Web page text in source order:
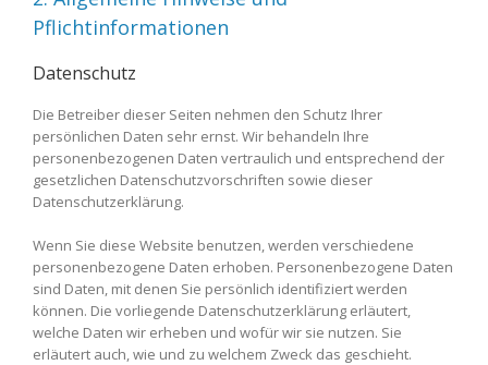
Pflichtinformationen
Datenschutz
Die Betreiber dieser Seiten nehmen den Schutz Ihrer
persönlichen Daten sehr ernst. Wir behandeln Ihre
personenbezogenen Daten vertraulich und entsprechend der
gesetzlichen Datenschutzvorschriften sowie dieser
Datenschutzerklärung.
Wenn Sie diese Website benutzen, werden verschiedene
personenbezogene Daten erhoben. Personenbezogene Daten
sind Daten, mit denen Sie persönlich identifiziert werden
können. Die vorliegende Datenschutzerklärung erläutert,
welche Daten wir erheben und wofür wir sie nutzen. Sie
erläutert auch, wie und zu welchem Zweck das geschieht.